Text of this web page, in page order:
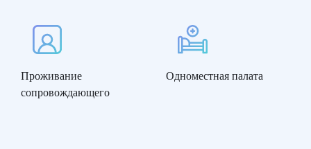
Проживание
сопровождающего
Одноместная палата